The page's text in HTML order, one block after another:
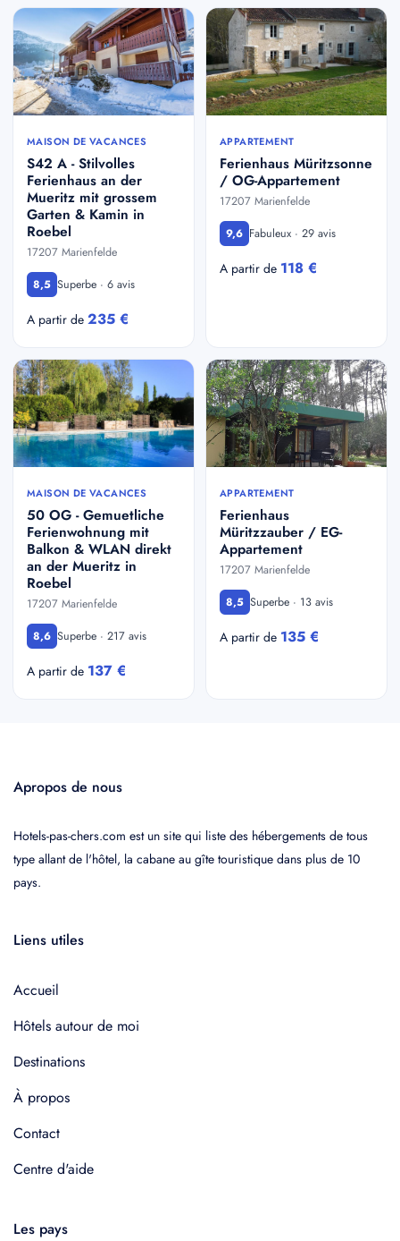
MAISON DE VACANCES
S42 A - Stilvolles
Ferienhaus an der
Mueritz mit grossem
Garten & Kamin in
Roebel
17207 Marienfelde
8,5 Superbe · 6 avis
A partir de 235 €
APPARTEMENT
Ferienhaus Müritzsonne
/ OG-Appartement
17207 Marienfelde
9,6 Fabuleux · 29 avis
A partir de 118 €
MAISON DE VACANCES
50 OG - Gemuetliche
Ferienwohnung mit
Balkon & WLAN direkt
an der Mueritz in
Roebel
17207 Marienfelde
8,6 Superbe · 217 avis
A partir de 137 €
APPARTEMENT
Ferienhaus
Müritzzauber / EG-
Appartement
17207 Marienfelde
8,5 Superbe · 13 avis
A partir de 135 €
Apropos de nous
Hotels-pas-chers.com est un site qui liste des hébergements de tous
type allant de l'hôtel, la cabane au gîte touristique dans plus de 10
pays.
Liens utiles
Accueil
Hôtels autour de moi
Destinations
À propos
Contact
Centre d'aide
Les pays